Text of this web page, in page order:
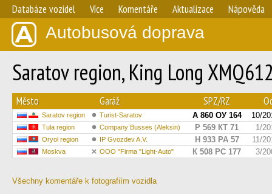
Databáze vozidel Více Komentáře Aktualizace Nápověda
Autobusová doprava
Saratov region, King Long
Město Garáž SPZ/RZ
Saratov region Turist-Saratov А 860 ОУ 164 10/
Tula region Company Busses (Aleksin) Р 569 КТ 71 1/
Oryol region IP Gvozdev A.V. Н 933 РА 57 11/
Moskva OOO "Firma "Light-Auto" К 508 РС 177 3/
Všechny komentáře k fotografiím vozidla